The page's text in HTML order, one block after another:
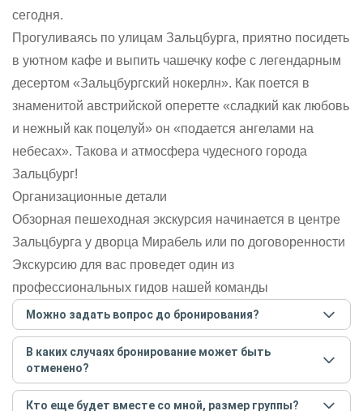
сегодня.
Прогуливаясь по улицам Зальцбурга, приятно посидеть
в уютном кафе и выпить чашечку кофе с легендарным
десертом «Зальцбургский нокерлн». Как поется в
знаменитой австрийской оперетте «сладкий как любовь
и нежный как поцелуй» он «подается ангелами на
небесах». Такова и атмосфера чудесного города
Зальцбург!
Организационные детали
Обзорная пешеходная экскурсия начинается в центре
Зальцбурга у дворца Мирабель или по договоренности
Экскурсию для вас проведет один из
профессиональных гидов нашей команды
Можно задать вопрос до бронирования?
Достаточно перейти по ссылке «Задать вопрос» и
написать гиду. Платить при этом не нужно. Сначала
согласуйте с гидом интересующие вас вопросы и после
этого бронируйте экскурсию.Задать вопрос.
В каких случаях бронирование может быть
отменено?
Только в случае неблагоприятных погодных условий,
например, если экскурсия на кораблике, а по прогнозу
Кто еще будет вместе со мной, размер группы?